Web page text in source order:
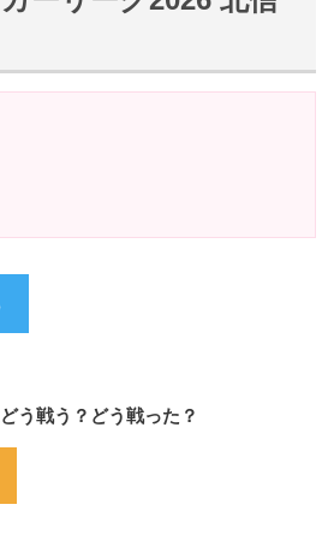
う戦う？どう戦った？